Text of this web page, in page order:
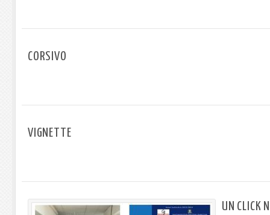
CORSIVO
VIGNETTE
UN CLICK